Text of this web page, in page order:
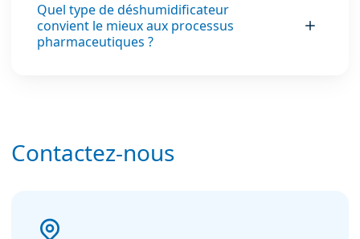
Quel type de déshumidificateur
convient le mieux aux processus
pharmaceutiques ?
Contactez-nous